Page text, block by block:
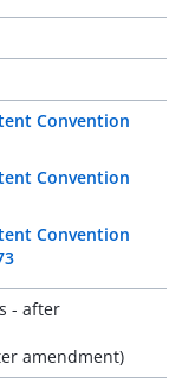
Convention
Convention
Convention
- after
amendment)